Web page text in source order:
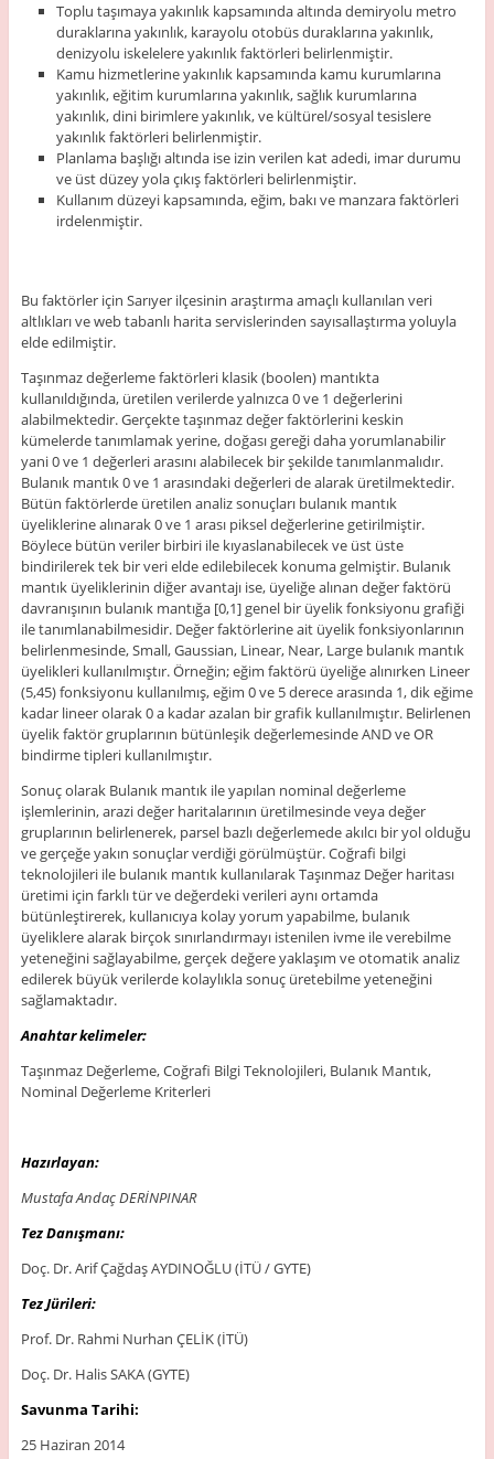
Toplu taşımaya yakınlık kapsamında altında demiryolu metro
duraklarına yakınlık, karayolu otobüs duraklarına yakınlık,
denizyolu iskelelere yakınlık faktörleri belirlenmiştir.
Kamu hizmetlerine yakınlık kapsamında kamu kurumlarına
yakınlık, eğitim kurumlarına yakınlık, sağlık kurumlarına
yakınlık, dini birimlere yakınlık, ve kültürel/sosyal tesislere
yakınlık faktörleri belirlenmiştir.
Planlama başlığı altında ise izin verilen kat adedi, imar durumu
ve üst düzey yola çıkış faktörleri belirlenmiştir.
Kullanım düzeyi kapsamında, eğim, bakı ve manzara faktörleri
irdelenmiştir.
Bu faktörler için Sarıyer ilçesinin araştırma amaçlı kullanılan veri
altlıkları ve web tabanlı harita servislerinden sayısallaştırma yoluyla
elde edilmiştir.
Taşınmaz değerleme faktörleri klasik (boolen) mantıkta
kullanıldığında, üretilen verilerde yalnızca 0 ve 1 değerlerini
alabilmektedir. Gerçekte taşınmaz değer faktörlerini keskin
kümelerde tanımlamak yerine, doğası gereği daha yorumlanabilir
yani 0 ve 1 değerleri arasını alabilecek bir şekilde tanımlanmalıdır.
Bulanık mantık 0 ve 1 arasındaki değerleri de alarak üretilmektedir.
Bütün faktörlerde üretilen analiz sonuçları bulanık mantık
üyeliklerine alınarak 0 ve 1 arası piksel değerlerine getirilmiştir.
Böylece bütün veriler birbiri ile kıyaslanabilecek ve üst üste
bindirilerek tek bir veri elde edilebilecek konuma gelmiştir. Bulanık
mantık üyeliklerinin diğer avantajı ise, üyeliğe alınan değer faktörü
davranışının bulanık mantığa [0,1] genel bir üyelik fonksiyonu grafiği
ile tanımlanabilmesidir. Değer faktörlerine ait üyelik fonksiyonlarının
belirlenmesinde, Small, Gaussian, Linear, Near, Large bulanık mantık
üyelikleri kullanılmıştır. Örneğin; eğim faktörü üyeliğe alınırken Lineer
(5,45) fonksiyonu kullanılmış, eğim 0 ve 5 derece arasında 1, dik eğime
kadar lineer olarak 0 a kadar azalan bir grafik kullanılmıştır. Belirlenen
üyelik faktör gruplarının bütünleşik değerlemesinde AND ve OR
bindirme tipleri kullanılmıştır.
Sonuç olarak Bulanık mantık ile yapılan nominal değerleme
işlemlerinin, arazi değer haritalarının üretilmesinde veya değer
gruplarının belirlenerek, parsel bazlı değerlemede akılcı bir yol olduğu
ve gerçeğe yakın sonuçlar verdiği görülmüştür. Coğrafi bilgi
teknolojileri ile bulanık mantık kullanılarak Taşınmaz Değer haritası
üretimi için farklı tür ve değerdeki verileri aynı ortamda
bütünleştirerek, kullanıcıya kolay yorum yapabilme, bulanık
üyeliklere alarak birçok sınırlandırmayı istenilen ivme ile verebilme
yeteneğini sağlayabilme, gerçek değere yaklaşım ve otomatik analiz
edilerek büyük verilerde kolaylıkla sonuç üretebilme yeteneğini
sağlamaktadır.
Anahtar kelimeler:
Taşınmaz Değerleme, Coğrafi Bilgi Teknolojileri, Bulanık Mantık,
Nominal Değerleme Kriterleri
Hazırlayan:
Mustafa Andaç DERİNPINAR
Tez Danışmanı:
Doç. Dr. Arif Çağdaş AYDINOĞLU (İTÜ / GYTE)
Tez Jürileri:
Prof. Dr. Rahmi Nurhan ÇELİK (İTÜ)
Doç. Dr. Halis SAKA (GYTE)
Savunma Tarihi:
25 Haziran 2014